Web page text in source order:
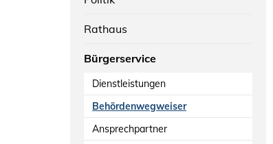
Rathaus
Bürgerservice
Dienstleistungen
Behördenwegweiser
Ansprechpartner